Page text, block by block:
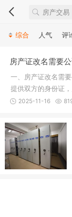
综合 人气 评
房产证改名需要
一、房产证改名需
提供双方的身份证
是本次小编为大家
证上面的名字才是
2025-11-16